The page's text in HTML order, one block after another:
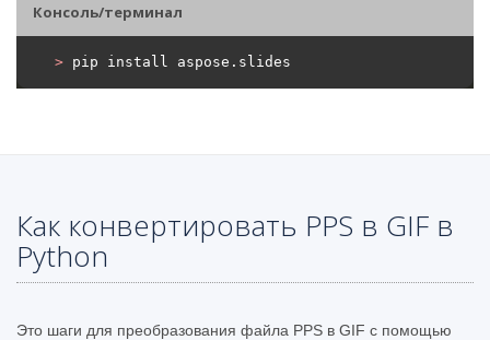
Консоль/терминал
> pip install aspose.slides
Как конвертировать PPS в GIF в
Python
Это шаги для преобразования файла PPS в GIF с помощью